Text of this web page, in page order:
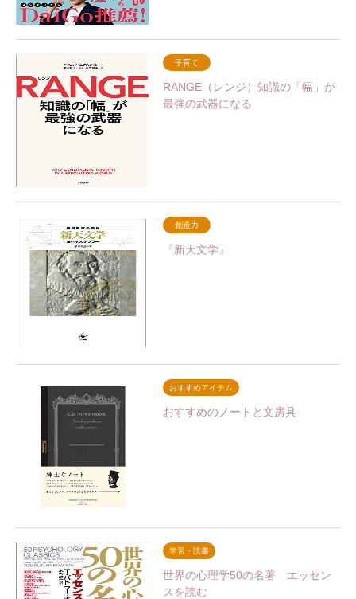
子育て
RANGE（レンジ）知識の「幅」が
最強の武器になる
創造力
『新天文学』
おすすめアイテム
おすすめのノートと文房具
学習・読書
世界の心理学50の名著 エッセン
スを読む